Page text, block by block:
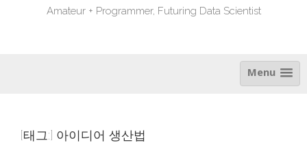
Amateur + Programmer, Futuring Data Scientist
Menu
[태그:] 아이디어 생산법